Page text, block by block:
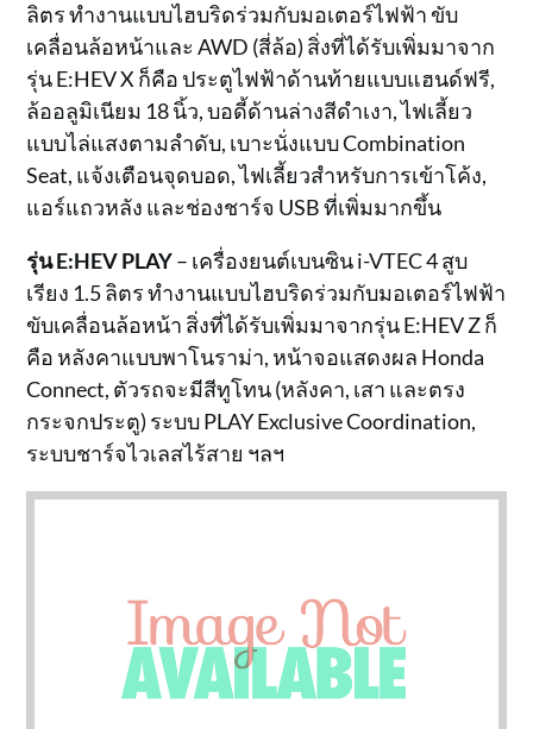
ลิตร ทำงานแบบไฮบริดร่วมกับมอเตอร์ไฟฟ้า ขับ
เคลื่อนล้อหน้าและ AWD (สี่ล้อ) สิ่งที่ได้รับเพิ่มมาจาก
รุ่น E:HEV X ก็คือ ประตูไฟฟ้าด้านท้ายแบบแฮนด์ฟรี,
ล้ออลูมิเนียม 18 นิ้ว, บอดี้ด้านล่างสีดำเงา, ไฟเลี้ยว
แบบไล่แสงตามลำดับ, เบาะนั่งแบบ Combination
Seat, แจ้งเตือนจุดบอด, ไฟเลี้ยวสำหรับการเข้าโค้ง,
แอร์แถวหลัง และช่องชาร์จ USB ที่เพิ่มมากขึ้น
รุ่น E:HEV PLAY– เครื่องยนต์เบนซิน i-VTEC 4 สูบ
เรียง 1.5 ลิตร ทำงานแบบไฮบริดร่วมกับมอเตอร์ไฟฟ้า
ขับเคลื่อนล้อหน้า สิ่งที่ได้รับเพิ่มมาจากรุ่น E:HEV Z ก็
คือ หลังคาแบบพาโนราม่า, หน้าจอแสดงผล Honda
Connect, ตัวรถจะมีสีทูโทน (หลังคา, เสา และตรง
กระจกประตู) ระบบ PLAY Exclusive Coordination,
ระบบชาร์จไวเลสไร้สาย ฯลฯ